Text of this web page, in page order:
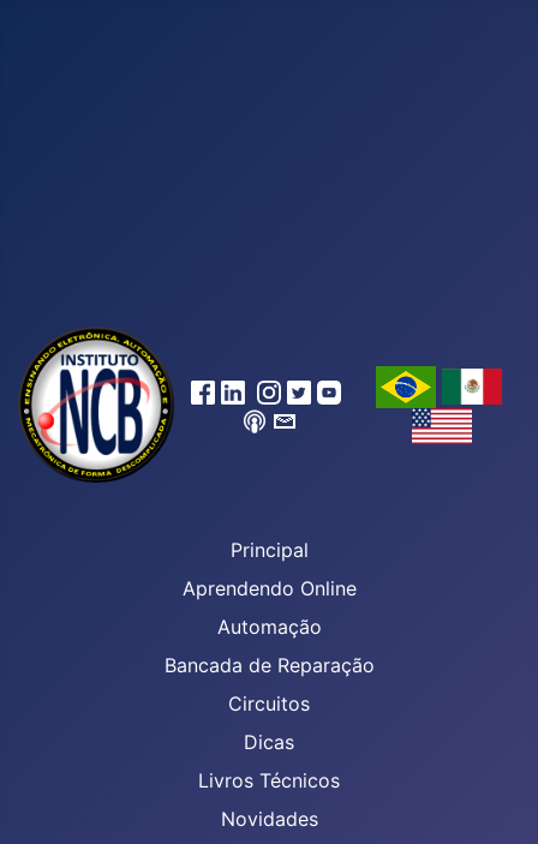
Principal
Aprendendo Online
Automação
Bancada de Reparação
Circuitos
Dicas
Livros Técnicos
Novidades